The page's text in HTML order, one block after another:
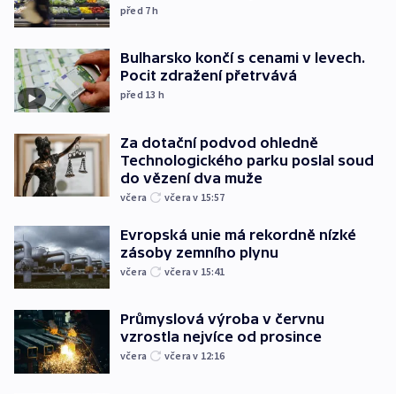
před 7h
Bulharsko končí s cenami v levech.
Pocit zdražení přetrvává
před 13 h
Za dotační podvod ohledně
Technologického parku poslal soud
do vězení dva muže
včera včera v 15:57
Evropská unie má rekordně nízké
zásoby zemního plynu
včera včera v 15:41
Průmyslová výroba v červnu
vzrostla nejvíce od prosince
včera včera v 12:16